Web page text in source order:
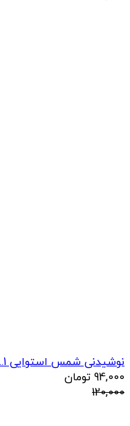
نوشیدنی شمس استوایی 1...
94,000 تومان
120,000